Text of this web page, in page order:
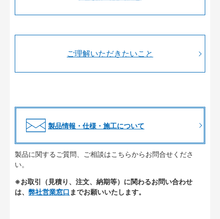
ご理解いただきたいこと
製品情報・仕様・施工について
製品に関するご質問、ご相談はこちらからお問合せくださ
い。
※お取引（見積り、注文、納期等）に関わるお問い合わせ
は、 弊社営業窓口 までお願いいたします。